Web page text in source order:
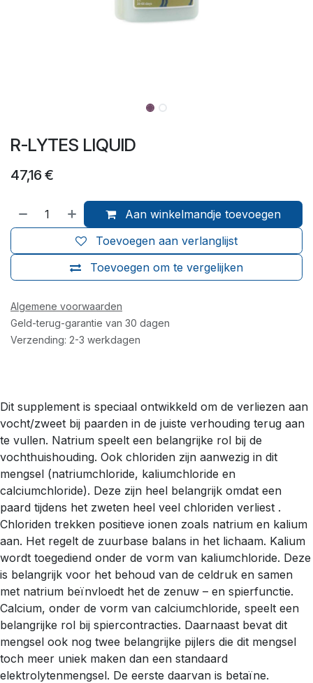
R-LYTES LIQUID
47,16 €
Aan winkelmandje toevoegen
Toevoegen om te vergelijken
Toevoegen aan verlanglijst
Algemene voorwaarden
Geld-terug-garantie van 30 dagen
Verzending: 2-3 werkdagen
Dit supplement is speciaal ontwikkeld om de verliezen aan
vocht/zweet bij paarden in de juiste verhouding terug aan
te vullen. Natrium speelt een belangrijke rol bij de
vochthuishouding. Ook chloriden zijn aanwezig in dit
mengsel (natriumchloride, kaliumchloride en
calciumchloride). Deze zijn heel belangrijk omdat een
paard tijdens het zweten heel veel chloriden verliest .
Chloriden trekken positieve ionen zoals natrium en kalium
aan. Het regelt de zuurbase balans in het lichaam. Kalium
wordt toegediend onder de vorm van kaliumchloride. Deze
is belangrijk voor het behoud van de celdruk en samen
met natrium beïnvloedt het de zenuw – en spierfunctie.
Calcium, onder de vorm van calciumchloride, speelt een
belangrijke rol bij spiercontracties. Daarnaast bevat dit
mengsel ook nog twee belangrijke pijlers die dit mengsel
toch meer uniek maken dan een standaard
elektrolytenmengsel. De eerste daarvan is betaïne.